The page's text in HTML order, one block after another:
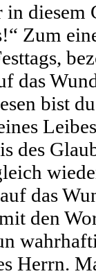
diesem
Zum
das
bist
des
das
den
Herrn.